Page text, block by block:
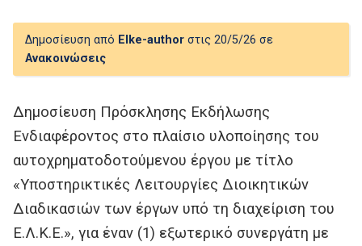
Δημοσίευση από Elke-author στις 20/5/26 σε
Ανακοινώσεις
Δημοσίευση Πρόσκλησης Εκδήλωσης
Ενδιαφέροντος στο πλαίσιο υλοποίησης του
αυτοχρηματοδοτούμενου έργου με τίτλο
«Υποστηρικτικές Λειτουργίες Διοικητικών
Διαδικασιών των έργων υπό τη διαχείριση του
Ε.Λ.Κ.Ε.», για έναν (1) εξωτερικό συνεργάτη με